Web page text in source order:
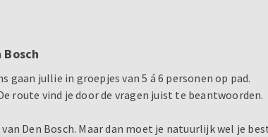
gaan jullie in groepjes van 5 á 6 personen op pad.
route vind je door de vragen juist te beantwoorden.
Den Bosch. Maar dan moet je natuurlijk wel je